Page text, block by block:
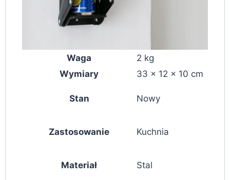
Waga
2 kg
Wymiary
33 × 12 × 10 cm
Stan Nowy
Zastosowanie Kuchnia
Materiał Stal